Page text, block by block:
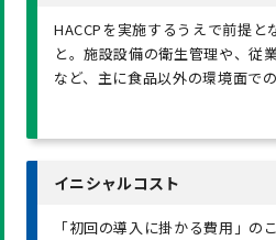
HACCPを実施するうえで前提と
と。施設設備の衛生管理や、従
など、主に食品以外の環境面で
イニシャルコスト
「初回の導入に掛かる費用」の